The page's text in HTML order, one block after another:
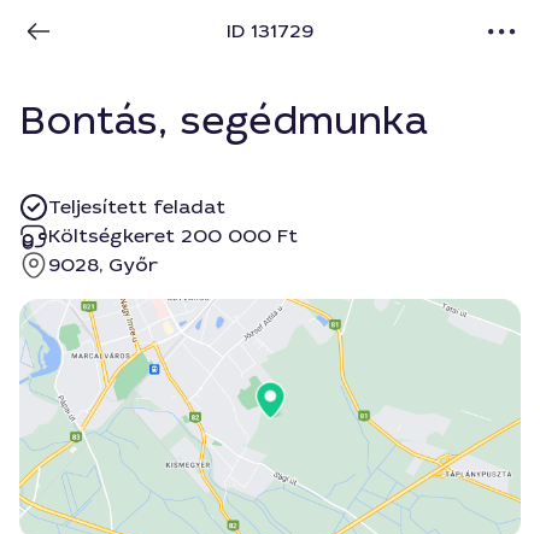
ID 131729
Bontás, segédmunka
Teljesített feladat
Költségkeret 200 000 Ft
9028, Győr